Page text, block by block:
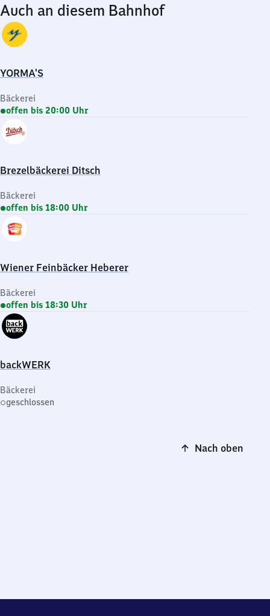
Auch an diesem Bahnhof
YORMA'S
Bäckerei
offen bis 20:00 Uhr
Brezelbäckerei Ditsch
Bäckerei
offen bis 18:00 Uhr
Wiener Feinbäcker Heberer
Bäckerei
offen bis 18:30 Uhr
backWERK
Bäckerei
geschlossen
Nach oben